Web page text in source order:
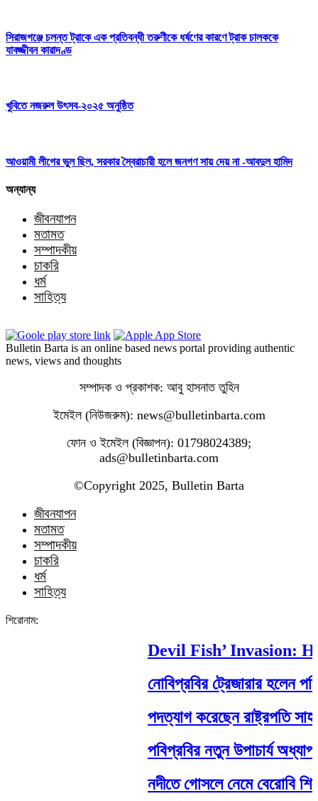
সিরাজগঞ্জে চলন্ত ট্রাকে এক প্রতিবন্ধী তরুণীকে ধর্ষণের কারণে ট্রাক চালককে
যাবজ্জীবন কারাদণ্ড
খুবিতে নজরুল উৎসব-২০২৫ অনুষ্ঠিত
আওয়ামী লীগের ভুল ছিল, সরকার স্বৈরাচারী হলে জনগণ সায় দেয় না -আবদুল হামিদ
অন্যান্য
জীবনযাপন
মতামত
সম্পাদকীয়
চাকরি
ধর্ম
সাহিত্য
Bulletin Barta is an online based news portal providing authentic
news, views and thoughts
সম্পাদক ও প্রকাশক: আবু হাসনাত তুহিন
ইমেইল (নিউজরুম): news@bulletinbarta.com
ফোন ও ইমেইল (বিজ্ঞাপন): 01798024389;
ads@bulletinbarta.com
©️Copyright 2025, Bulletin Barta
জীবনযাপন
মতামত
সম্পাদকীয়
চাকরি
ধর্ম
সাহিত্য
শিরোনাম:
Devil Fish’ Invasion:
নোবিপ্রবির ট্রেজারার হলেন
পদত্যাগ করেছেন রাষ্ট্রপতি
পবিপ্রবির নতুন উপাচার্য
নদীতে গোসলে নেমে বেরোবি